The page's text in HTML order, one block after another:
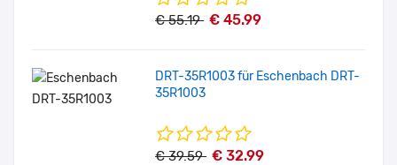
€ 55.19 € 45.99
DRT-35R1003 für Eschenbach DRT-
35R1003
€ 39.59 € 32.99